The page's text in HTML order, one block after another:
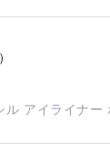
ル アイライナ